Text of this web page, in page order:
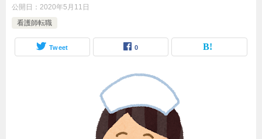
公開日： 2020年5月11日
看護師転職
Tweet 0